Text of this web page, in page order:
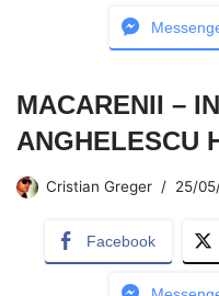
MACARENII –
ANGHELESCU
Cristian Greger 25/
Facebook